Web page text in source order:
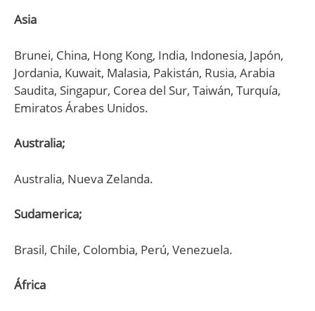
Asia
Brunei, China, Hong Kong, India, Indonesia, Japón,
Jordania, Kuwait, Malasia, Pakistán, Rusia, Arabia
Saudita, Singapur, Corea del Sur, Taiwán, Turquía,
Emiratos Árabes Unidos.
Australia;
Australia, Nueva Zelanda.
Sudamerica;
Brasil, Chile, Colombia, Perú, Venezuela.
África